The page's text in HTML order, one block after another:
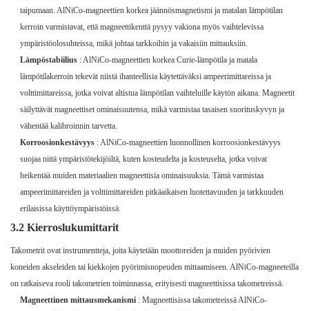
taipumaan. AlNiCo-magneettien korkea jäännösmagnetismi ja matalan lämpötilan
kerroin varmistavat, että magneettikenttä pysyy vakiona myös vaihtelevissa
ympäristöolosuhteissa, mikä johtaa tarkkoihin ja vakaisiin mittauksiin.
Lämpöstabiilius : AlNiCo-magneettien korkea Curie-lämpötila ja matala
lämpötilakerroin tekevät niistä ihanteellisia käytettäväksi ampeerimittareissa ja
volttimittareissa, jotka voivat altistua lämpötilan vaihteluille käytön aikana. Magneetit
säilyttävät magneettiset ominaisuutensa, mikä varmistaa tasaisen suorituskyvyn ja
vähentää kalibroinnin tarvetta.
Korroosionkestävyys : AlNiCo-magneettien luonnollinen korroosionkestävyys
suojaa niitä ympäristötekijöiltä, ​​kuten kosteudelta ja kosteuselta, jotka voivat
heikentää muiden materiaalien magneettisia ominaisuuksia. Tämä varmistaa
ampeerimittareiden ja volttimittareiden pitkäaikaisen luotettavuuden ja tarkkuuden
erilaisissa käyttöympäristöissä.
3.2 Kierroslukumittarit
Takometrit ovat instrumentteja, joita käytetään moottoreiden ja muiden pyörivien
koneiden akseleiden tai kiekkojen pyörimisnopeuden mittaamiseen. AlNiCo-magneeteilla
on ratkaiseva rooli takometrien toiminnassa, erityisesti magneettisissa takometreissä.
Magneettinen mittausmekanismi : Magneettisissa takometreissä AlNiCo-